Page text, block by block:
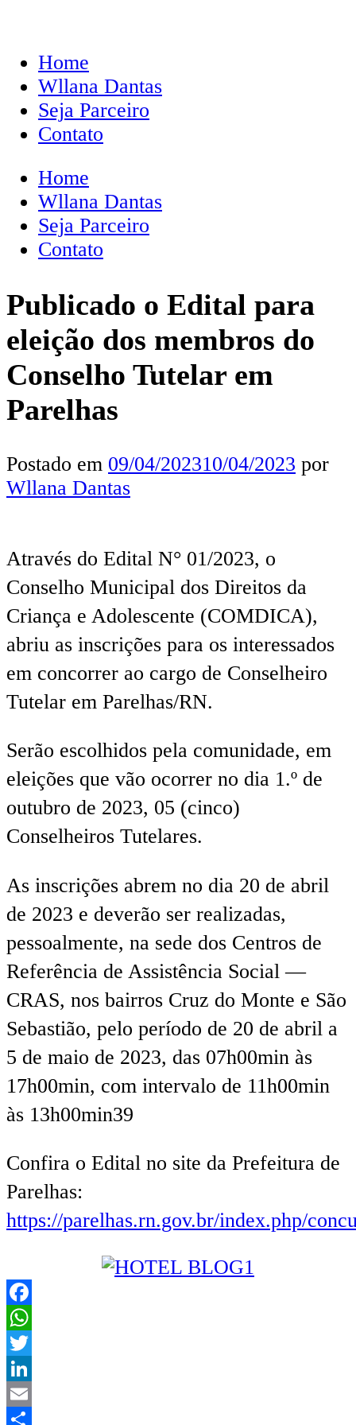
Home
Wllana Dantas
Seja Parceiro
Contato
Home
Wllana Dantas
Seja Parceiro
Contato
Publicado o Edital para
eleição dos membros do
Conselho Tutelar em
Parelhas
Postado em 09/04/202310/04/2023 por
Wllana Dantas
Através do Edital N° 01/2023, o
Conselho Municipal dos Direitos da
Criança e Adolescente (COMDICA),
abriu as inscrições para os interessados
em concorrer ao cargo de Conselheiro
Tutelar em Parelhas/RN.
Serão escolhidos pela comunidade, em
eleições que vão ocorrer no dia 1.º de
outubro de 2023, 05 (cinco)
Conselheiros Tutelares.
As inscrições abrem no dia 20 de abril
de 2023 e deverão ser realizadas,
pessoalmente, na sede dos Centros de
Referência de Assistência Social —
CRAS, nos bairros Cruz do Monte e São
Sebastião, pelo período de 20 de abril a
5 de maio de 2023, das 07h00min às
17h00min, com intervalo de 11h00min
às 13h00min39
Confira o Edital no site da Prefeitura de
Parelhas:
https://parelhas.rn.gov.br/index.php/
Facebook
WhatsApp
Twitter
LinkedIn
Email